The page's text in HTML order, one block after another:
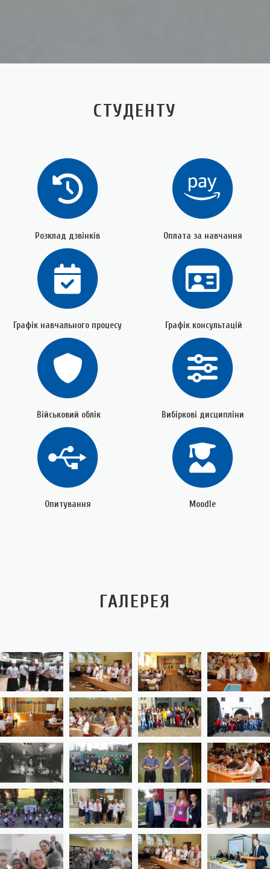
СТУДЕНТУ
Розклад дзвінків Оплата за навчання
Графік навчального процесу Графік консультацій
Військовий облік Вибіркові дисципліни
Опитування Moodle
ГАЛЕРЕЯ